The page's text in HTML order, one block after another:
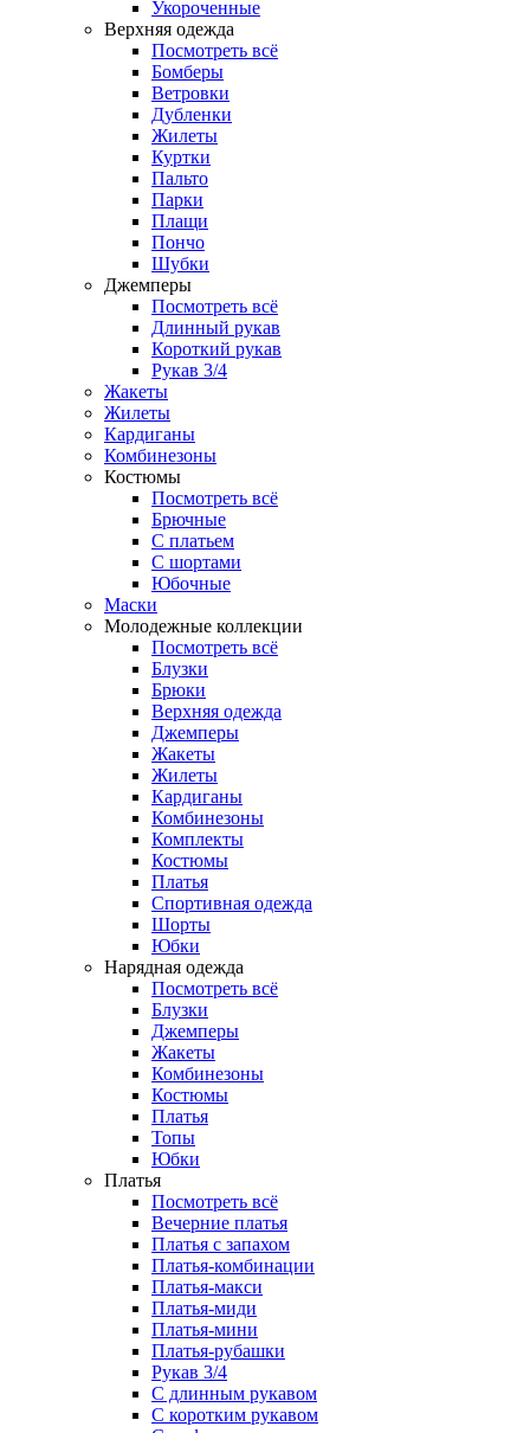
Укороченные
Верхняя одежда
Посмотреть всё
Бомберы
Ветровки
Дубленки
Жилеты
Куртки
Пальто
Парки
Плащи
Пончо
Шубки
Джемперы
Посмотреть всё
Длинный рукав
Короткий рукав
Рукав 3/4
Жакеты
Жилеты
Кардиганы
Комбинезоны
Костюмы
Посмотреть всё
Брючные
С платьем
С шортами
Юбочные
Маски
Молодежные коллекции
Посмотреть всё
Блузки
Брюки
Верхняя одежда
Джемперы
Жакеты
Жилеты
Кардиганы
Комбинезоны
Комплекты
Костюмы
Платья
Спортивная одежда
Шорты
Юбки
Нарядная одежда
Посмотреть всё
Блузки
Джемперы
Жакеты
Комбинезоны
Костюмы
Платья
Топы
Юбки
Платья
Посмотреть всё
Вечерние платья
Платья с запахом
Платья-комбинации
Платья-макси
Платья-миди
Платья-мини
Платья-рубашки
Рукав 3/4
С длинным рукавом
С коротким рукавом